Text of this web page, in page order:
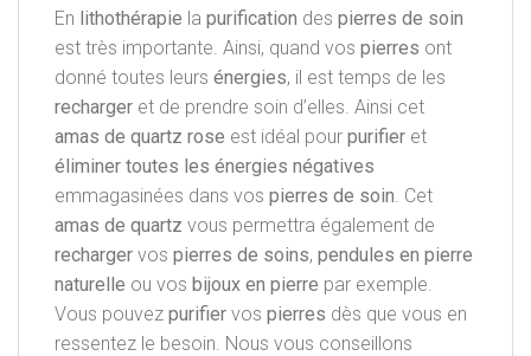
En lithothérapie la purification des pierres de soin
est très importante. Ainsi, quand vos pierres ont
donné toutes leurs énergies, il est temps de les
recharger et de prendre soin d’elles. Ainsi cet
amas de quartz rose est idéal pour purifier et
éliminer toutes les énergies négatives
emmagasinées dans vos pierres de soin. Cet
amas de quartz vous permettra également de
recharger vos pierres de soins, pendules en pierre
naturelle ou vos bijoux en pierre par exemple.
Vous pouvez purifier vos pierres dès que vous en
ressentez le besoin. Nous vous conseillons